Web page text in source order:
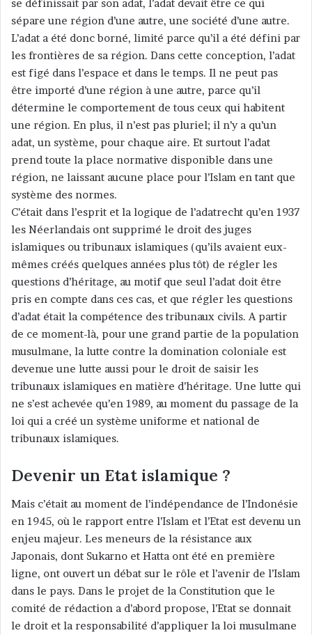
se définissait par son adat, l’adat devait être ce qui
sépare une région d’une autre, une société d’une autre.
L’adat a été donc borné, limité parce qu’il a été défini par
les frontières de sa région. Dans cette conception, l’adat
est figé dans l’espace et dans le temps. Il ne peut pas
être importé d’une région à une autre, parce qu’il
détermine le comportement de tous ceux qui habitent
une région. En plus, il n’est pas pluriel; il n’y a qu’un
adat, un système, pour chaque aire. Et surtout l’adat
prend toute la place normative disponible dans une
région, ne laissant aucune place pour l’Islam en tant que
système des normes.
C’était dans l’esprit et la logique de l’adatrecht qu’en 1937
les Néerlandais ont supprimé le droit des juges
islamiques ou tribunaux islamiques (qu’ils avaient eux-
mêmes créés quelques années plus tôt) de régler les
questions d’héritage, au motif que seul l’adat doit être
pris en compte dans ces cas, et que régler les questions
d’adat était la compétence des tribunaux civils. A partir
de ce moment-là, pour une grand partie de la population
musulmane, la lutte contre la domination coloniale est
devenue une lutte aussi pour le droit de saisir les
tribunaux islamiques en matière d’héritage. Une lutte qui
ne s’est achevée qu’en 1989, au moment du passage de la
loi qui a créé un système uniforme et national de
tribunaux islamiques.
Devenir un Etat islamique ?
Mais c’était au moment de l’indépendance de l’Indonésie
en 1945, où le rapport entre l’Islam et l’Etat est devenu un
enjeu majeur. Les meneurs de la résistance aux
Japonais, dont Sukarno et Hatta ont été en première
ligne, ont ouvert un débat sur le rôle et l’avenir de l’Islam
dans le pays. Dans le projet de la Constitution que le
comité de rédaction a d’abord propose, l’Etat se donnait
le droit et la responsabilité d’appliquer la loi musulmane